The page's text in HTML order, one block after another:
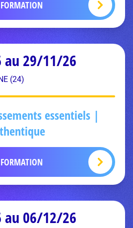
au 29/11/26
(24)
essentiels |
au 06/12/26